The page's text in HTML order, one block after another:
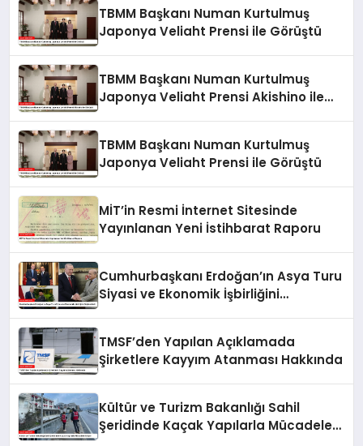
TBMM Başkanı Numan Kurtulmuş
Japonya Veliaht Prensi ile Görüştü
TBMM Başkanı Numan Kurtulmuş
Japonya Veliaht Prensi Akishino ile
TBMM Başkanı Numan Kurtulmuş
Japonya Veliaht Prensi ile Görüştü
MİT’in Resmi İnternet Sitesinde
Yayınlanan Yeni İstihbarat Raporu
Cumhurbaşkanı Erdoğan’ın Asya Turu
Siyasi ve Ekonomik İşbirliğini
TMSF’den Yapılan Açıklamada
Şirketlere Kayyım Atanması Hakkında
Kültür ve Turizm Bakanlığı Sahil
Şeridinde Kaçak Yapılarla Mücadele